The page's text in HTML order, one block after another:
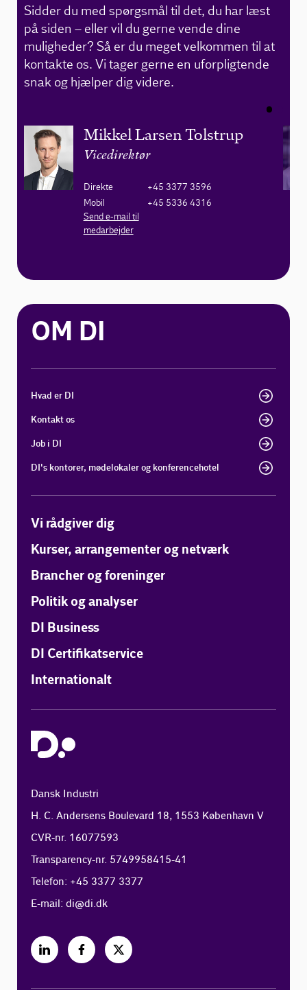
Sidder du med spørgsmål til det, du har læst
på siden – eller vil du gerne vende dine
muligheder? Så er du meget velkommen til at
kontakte os. Vi tager gerne en uforpligtende
snak og hjælper dig videre.
Mikkel Larsen Tolstrup
Vicedirektør
Direkte
+45 3377 3596
Mobil
+45 5336 4316
Send e-mail til
medarbejder
OM DI
Hvad er DI
Kontakt os
Job i DI
DI's kontorer, mødelokaler og konferencehotel
Vi rådgiver dig
Kurser, arrangementer og netværk
Brancher og foreninger
Politik og analyser
DI Business
DI Certifikatservice
Internationalt
Dansk Industri
H. C. Andersens Boulevard 18, 1553 København V
CVR-nr. 16077593
Transparency-nr. 5749958415-41
Telefon: +45 3377 3377
E-mail:di@di.dk